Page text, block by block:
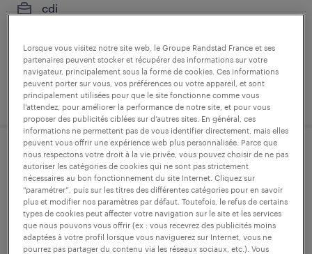
cdi
publié le 9 février 2026
business analyst i.a. (f/h)
nantes, loire-atlantique
intérim
44 000 € - 46 000 € par année
Lorsque vous visitez notre site web, le Groupe Randstad France et ses
partenaires peuvent stocker et récupérer des informations sur votre
navigateur, principalement sous la forme de cookies. Ces informations
peuvent porter sur vous, vos préférences ou votre appareil, et sont
principalement utilisées pour que le site fonctionne comme vous
l’attendez, pour améliorer la performance de notre site, et pour vous
proposer des publicités ciblées sur d’autres sites. En général, ces
informations ne permettent pas de vous identifier directement, mais elles
peuvent vous offrir une expérience web plus personnalisée. Parce que
nous respectons votre droit à la vie privée, vous pouvez choisir de ne pas
autoriser les catégories de cookies qui ne sont pas strictement
nécessaires au bon fonctionnement du site Internet. Cliquez sur
“paramétrer”, puis sur les titres des différentes catégories pour en savoir
plus et modifier nos paramètres par défaut. Toutefois, le refus de certains
types de cookies peut affecter votre navigation sur le site et les services
que nous pouvons vous offrir (ex : vous recevrez des publicités moins
adaptées à votre profil lorsque vous naviguerez sur Internet, vous ne
pourrez pas partager du contenu via les réseaux sociaux, etc.). Vous